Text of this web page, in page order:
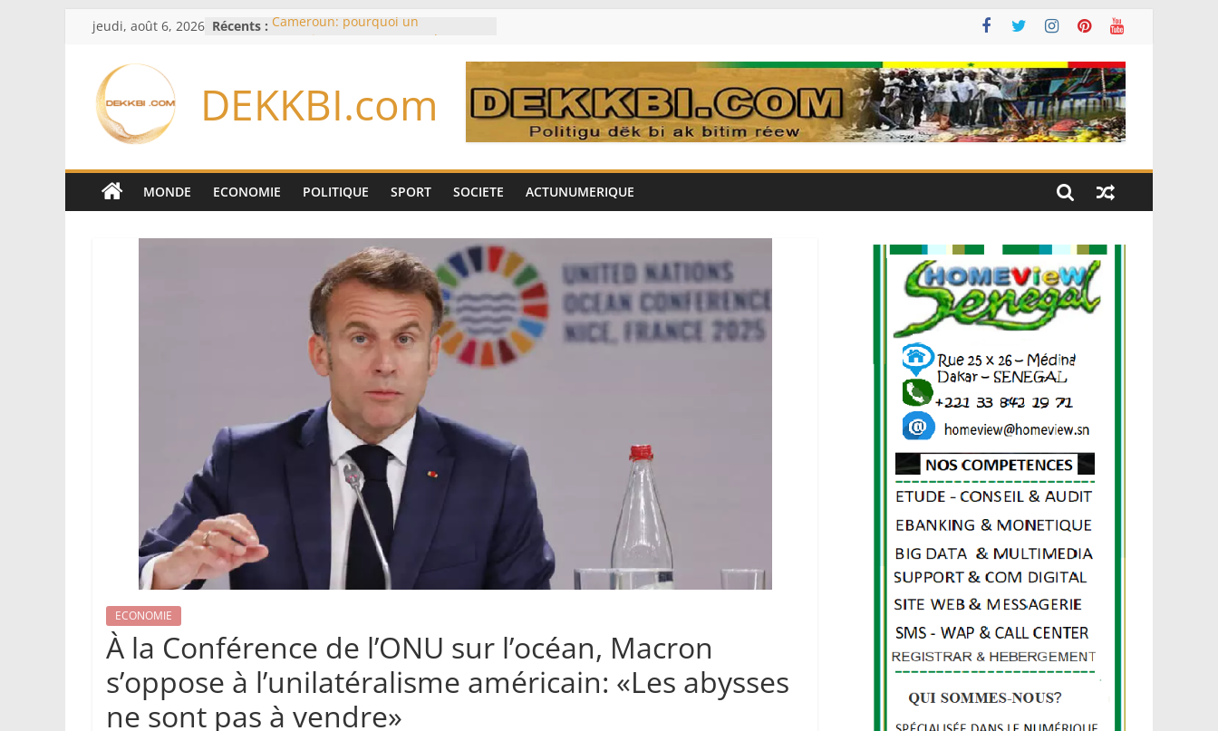
Passer
contenu
jeudi, août 6, 2026 Récents : Cameroun: pourquoi un
l’armée alors que Paul Biya est hors
Meta se lance sur le marché des
logiciels écrits par l’IA, dominé par
records dans l’espoir d’un accord
Disney s’associe à TikTok pour tirer
davantage profit de ses univers
France – Algérie: l’affaire Mehdi
Laribi relance la coopération
policière contre le narcotrafic
DEKKBI.com
MONDE ECONOMIE POLITIQUE SPORT SOCIETE ACTUNUMERIQUE
ECONOMIE
À la Conférence de l’ONU sur l’océan, Macron
s’oppose à l’unilatéralisme américain: «Les abysses
ne sont pas à vendre»